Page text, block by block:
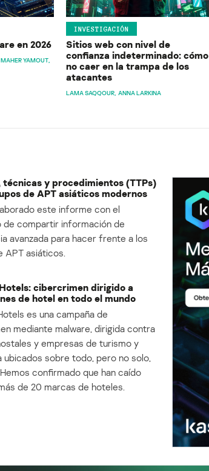
en 2026
MAHER YAMOUT
INVESTIGACIÓN
Sitios web con nivel de
confianza indeterminado: cómo
no caer en la trampa de los
atacantes
LAMA SAQQOUR ANNA LARKINA
técnicas y procedimientos (TTPs)
de APT asiáticos modernos
este informe con el
de compartir información de
avanzada para hacer frente a los
APT asiáticos.
cibercrimen dirigido a
de hotel en todo el mundo
es una campaña de
mediante malware, dirigida contra
y empresas de turismo y
ubicados sobre todo, pero no solo,
confirmado que han caído
de 20 marcas de hoteles.